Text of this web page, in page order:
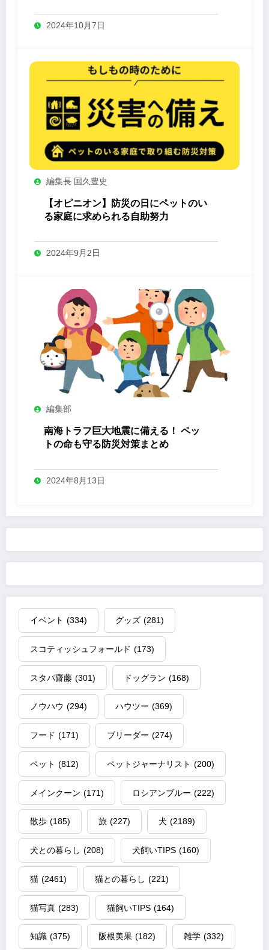
2024年10月7日
編集長 国久豊史
【オピニオン】防災の日にペットのい
る家庭に求められる自助努力
2024年9月2日
編集部
南海トラフ巨大地震に備える！ ペッ
トの命も守る防災対策まとめ
2024年8月13日
イベント (334) グッズ (281)
スコティッシュフォールド (173)
スタパ齋藤 (301) ドッグラン (168)
ノウハウ (294) ハウツー (369)
フード (171) ブリーダー (274)
ペット (812) ペットジャーナリスト (200)
メインクーン (171) ロシアンブルー (222)
散歩 (185) 旅 (227) 犬 (2189)
犬との暮らし (208) 犬飼いTIPS (160)
猫 (2461) 猫との暮らし (221)
猫写真 (283) 猫飼いTIPS (164)
知識 (375) 阪根美果 (182) 雑学 (332)